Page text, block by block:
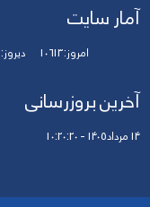
آمار سایت
امروز:10613 دیروز:
آخرین بروزرسانی
14 مرداد 1405 - 10:20:20